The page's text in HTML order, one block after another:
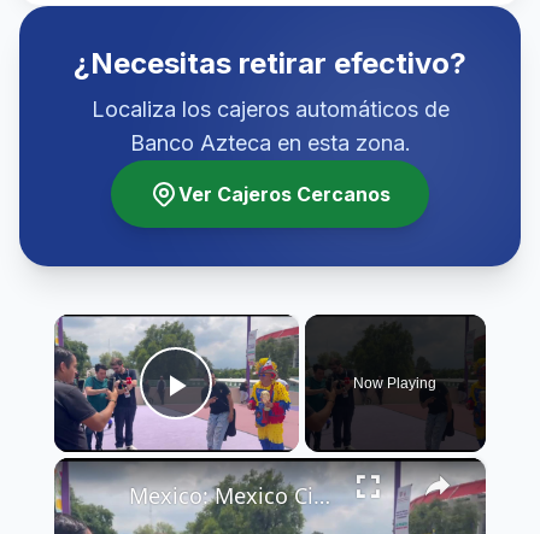
¿Necesitas retirar efectivo?
Localiza los cajeros automáticos de
Banco Azteca en esta zona.
Ver Cajeros Cercanos
×
Play Video
Now Playing
×
Mexico: Mexico City Estadio Azteca 2026 FIFA World Cup.